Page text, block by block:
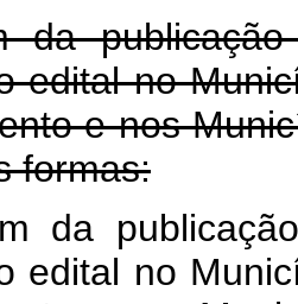
da
edital no
e nos
formas:
da
edital no